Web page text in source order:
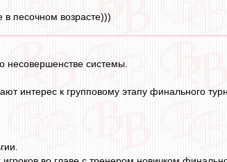
песочном возрасте)))
несовершенстве системы.
интерес к групповому этапу финального